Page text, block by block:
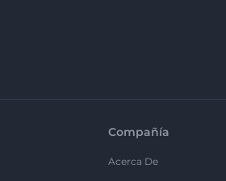
Compañía
Acerca De